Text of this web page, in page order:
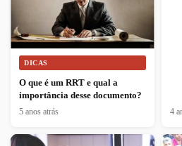
DICAS
O que é um RRT e qual a
importância desse documento?
5 anos atrás 4